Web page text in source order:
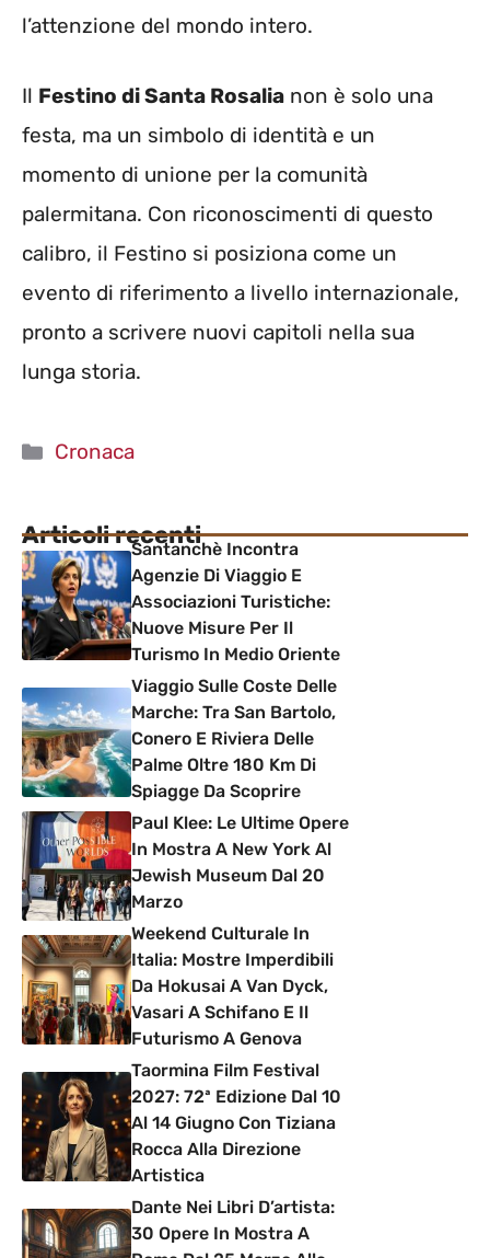
l’attenzione del mondo intero.
Il Festino di Santa Rosalia non è solo una
festa, ma un simbolo di identità e un
momento di unione per la comunità
palermitana. Con riconoscimenti di questo
calibro, il Festino si posiziona come un
evento di riferimento a livello internazionale,
pronto a scrivere nuovi capitoli nella sua
lunga storia.
Categorie
Cronaca
Articoli recentiSantanchè Incontra
Agenzie Di Viaggio E
Associazioni Turistiche:
Nuove Misure Per Il
Turismo In Medio Oriente
Viaggio Sulle Coste Delle
Marche: Tra San Bartolo,
Conero E Riviera Delle
Palme Oltre 180 Km Di
Spiagge Da Scoprire
Paul Klee: Le Ultime Opere
In Mostra A New York Al
Jewish Museum Dal 20
Marzo
Weekend Culturale In
Italia: Mostre Imperdibili
Da Hokusai A Van Dyck,
Vasari A Schifano E Il
Futurismo A Genova
Taormina Film Festival
2027: 72ª Edizione Dal 10
Al 14 Giugno Con Tiziana
Rocca Alla Direzione
Artistica
Dante Nei Libri D’artista:
30 Opere In Mostra A